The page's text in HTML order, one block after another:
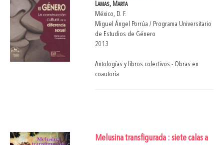
Lamas, Marta
México, D. F.
Miguel Ángel Porrúa / Programa Universitario
de Estudios de Género
2013
Antologías y libros colectivos - Obras en
coautoría
Melusina transfigurada : siete calas a